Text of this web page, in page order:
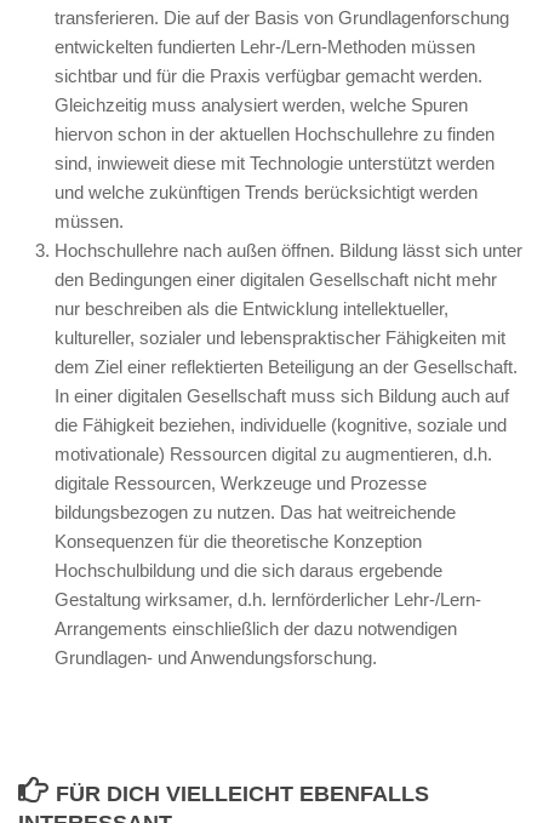
transferieren. Die auf der Basis von Grundlagenforschung
entwickelten fundierten Lehr-/Lern-Methoden müssen
sichtbar und für die Praxis verfügbar gemacht werden.
Gleichzeitig muss analysiert werden, welche Spuren
hiervon schon in der aktuellen Hochschullehre zu finden
sind, inwieweit diese mit Technologie unterstützt werden
und welche zukünftigen Trends berücksichtigt werden
müssen.
Hochschullehre nach außen öffnen. Bildung lässt sich unter
den Bedingungen einer digitalen Gesellschaft nicht mehr
nur beschreiben als die Entwicklung intellektueller,
kultureller, sozialer und lebenspraktischer Fähigkeiten mit
dem Ziel einer reflektierten Beteiligung an der Gesellschaft.
In einer digitalen Gesellschaft muss sich Bildung auch auf
die Fähigkeit beziehen, individuelle (kognitive, soziale und
motivationale) Ressourcen digital zu augmentieren, d.h.
digitale Ressourcen, Werkzeuge und Prozesse
bildungsbezogen zu nutzen. Das hat weitreichende
Konsequenzen für die theoretische Konzeption
Hochschulbildung und die sich daraus ergebende
Gestaltung wirksamer, d.h. lernförderlicher Lehr-/Lern-
Arrangements einschließlich der dazu notwendigen
Grundlagen- und Anwendungsforschung.
FÜR DICH VIELLEICHT EBENFALLS